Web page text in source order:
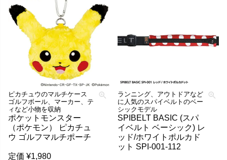
ピカチュウのマルチケース
ゴルフボール、マーカー、テ
ィなど小物を収納
ポケットモンスター
（ポケモン） ピカチュ
ウ ゴルフマルチポーチ
定価 ¥1,980
ランニング、アウトドアなど
に人気のスパイベルトのベー
シックモデル
SPIBELT BASIC (スパ
イベルト ベーシック) レ
ッド/ホワイトポルカド
ット SPI-001-112